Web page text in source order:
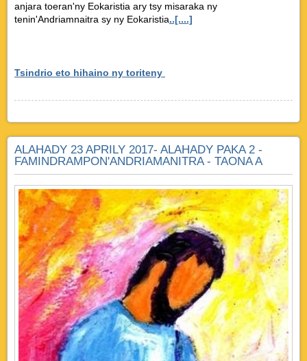
anjara toeran'ny Eokaristia ary tsy misaraka ny
tenin'Andriamnaitra sy ny Eokaristia..[....]
Tsindrio eto hihaino ny toriteny
ALAHADY 23 APRILY 2017- ALAHADY PAKA 2 -
FAMINDRAMPON'ANDRIAMANITRA - TAONA A